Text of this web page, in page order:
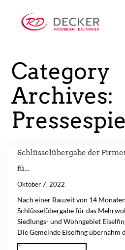
Category
Archives:
Schlüsselübergabe der
fü...
Oktober 7, 2022
Nach einer Bauzeit von 14
Schlüsselübergabe für das
Siedlungs- und Wohngebiet
Die Gemeinde Eiselfing übernahm
...